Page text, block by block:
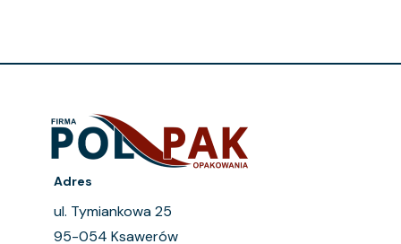
Adres
ul. Tymiankowa 25
95-054 Ksawerów